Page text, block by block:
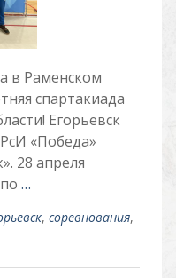
в Раменском
спартакиада
Егорьевск
«Победа»
28 апреля
…
, соревнования,